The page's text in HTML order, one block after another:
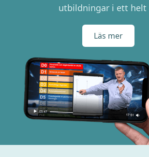
utbildningar i ett helt
Läs mer